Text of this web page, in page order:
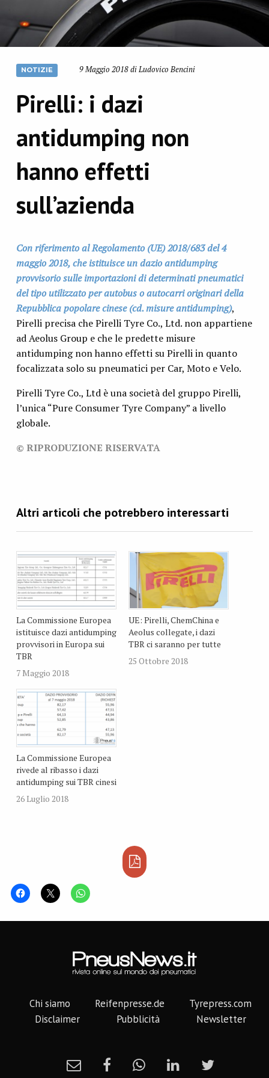
NOTIZIE 9 Maggio 2018 di Ludovico Bencini
Pirelli: i dazi
antidumping non
hanno effetti
sull’azienda
Con riferimento al Regolamento (UE) 2018/683 del 4
maggio 2018, che istituisce un dazio antidumping
provvisorio sulle importazioni di determinati pneumatici
del tipo utilizzato per autobus o autocarri originari della
Repubblica popolare cinese (cd. misure antidumping),
Pirelli precisa che Pirelli Tyre Co., Ltd. non appartiene
ad Aeolus Group e che le predette misure
antidumping non hanno effetti su Pirelli in quanto
focalizzata solo su pneumatici per Car, Moto e Velo.
Pirelli Tyre Co., Ltd è una società del gruppo Pirelli,
l’unica “Pure Consumer Tyre Company” a livello
globale.
© RIPRODUZIONE RISERVATA
La Commissione Europea
istituisce dazi antidumping
provvisori in Europa sui
TBR
7 Maggio 2018
UE: Pirelli, ChemChina e
Aeolus collegate, i dazi
TBR ci saranno per tutte
25 Ottobre 2018
La Commissione Europea
rivede al ribasso i dazi
antidumping sui TBR cinesi
26 Luglio 2018
Chi siamo Reifenpresse.de
Tyrepress.com
Disclaimer
Pubblicità Newsletter